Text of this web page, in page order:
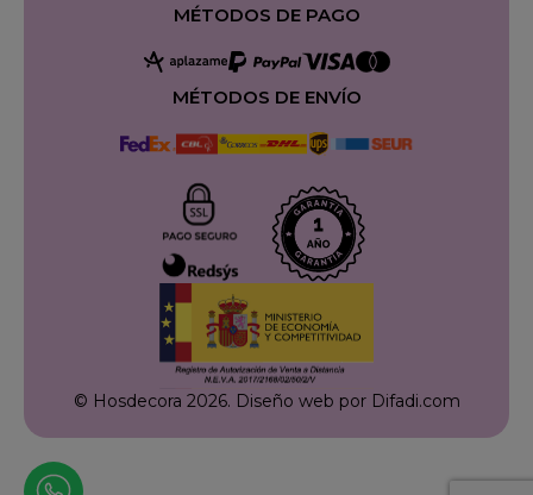
MÉTODOS DE PAGO
MÉTODOS DE ENVÍO
© Hosdecora 2026. Diseño web por Difadi.com